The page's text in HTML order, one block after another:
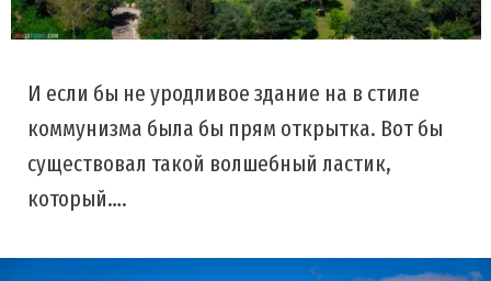
И если бы не уродливое здание на в стиле
коммунизма была бы прям открытка. Вот бы
существовал такой волшебный ластик,
который….